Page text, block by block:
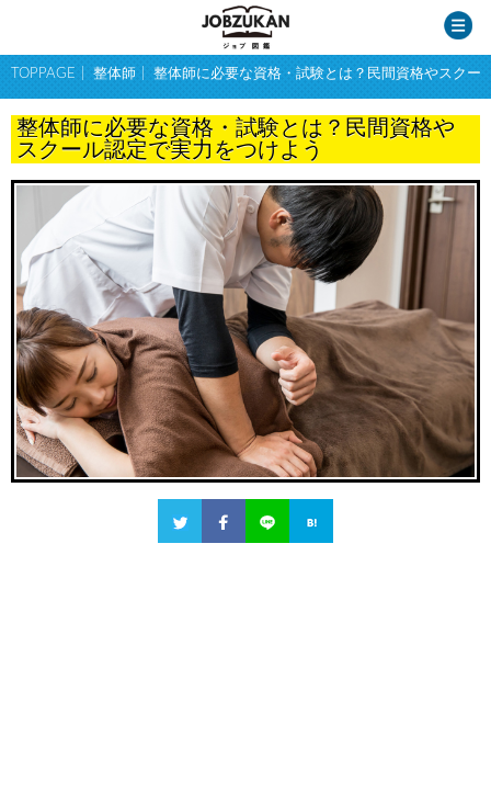
TOPPAGE 整体師 整体師に必要な資格・試験とは？民間資格やスクー
整体師に必要な資格・試験とは？民間資格や
スクール認定で実力をつけよう